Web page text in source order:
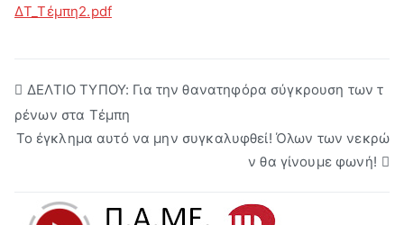
ΔΤ_Τέμπη2.pdf
Πλοήγηση
άρθρων
ΔΕΛΤΙΟ ΤΥΠΟΥ: Για την θανατηφόρα σύγκρουση των τ
ρένων στα Τέμπη
Το έγκλημα αυτό να μην συγκαλυφθεί! Όλων των νεκρώ
ν θα γίνουμε φωνή!